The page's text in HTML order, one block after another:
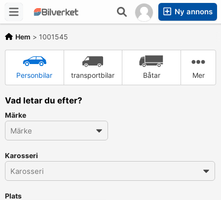
Ny annons
Hem > 1001545
Personbilar transportbilar Båtar Mer
Vad letar du efter?
Märke
Karosseri
Plats